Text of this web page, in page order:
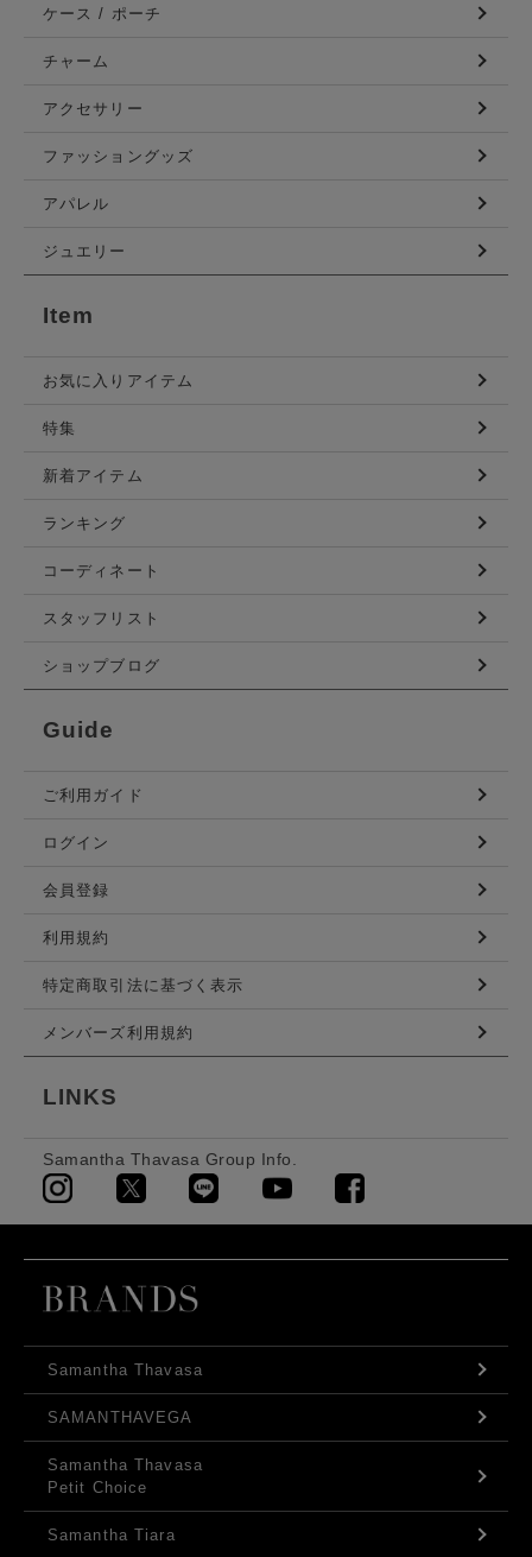
ケース / ポーチ
チャーム
アクセサリー
ファッショングッズ
アパレル
ジュエリー
Item
お気に入りアイテム
特集
新着アイテム
ランキング
コーディネート
スタッフリスト
ショップブログ
Guide
ご利用ガイド
ログイン
会員登録
利用規約
特定商取引法に基づく表示
メンバーズ利用規約
LINKS
Samantha Thavasa Group Info.
Samantha Thavasa
SAMANTHAVEGA
Samantha Thavasa
Petit Choice
Samantha Tiara